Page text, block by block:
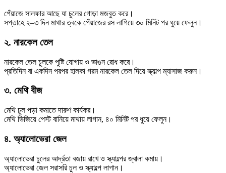
পেঁয়াজে সালফার আছে যা চুলের গোড়া মজবুত করে।
সপ্তাহে ২–৩ দিন মাথার ত্বকে পেঁয়াজের রস লাগিয়ে ৩০ মিনিট পর ধুয়ে ফেলুন।
২. নারকেল তেল
নারকেল তেল চুলকে পুষ্টি যোগায় ও ভাঙন রোধ করে।
প্রতিদিন বা একদিন পরপর হালকা গরম নারকেল তেল দিয়ে স্ক্যাল্প ম্যাসাজ করুন।
৩. মেথি বীজ
মেথি চুল পড়া কমাতে দারুণ কার্যকর।
মেথি ভিজিয়ে পেস্ট বানিয়ে মাথায় লাগান, ৪০ মিনিট পর ধুয়ে ফেলুন।
৪. অ্যালোভেরা জেল
অ্যালোভেরা চুলের আর্দ্রতা বজায় রাখে ও স্ক্যাল্পের জ্বালা কমায়।
অ্যালোভেরা জেল সরাসরি চুল ও স্ক্যাল্পে লাগান।